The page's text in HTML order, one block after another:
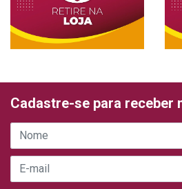
Cadastre-se para receber